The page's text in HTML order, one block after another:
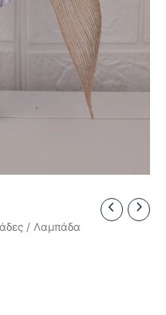
/ Λαμπάδα